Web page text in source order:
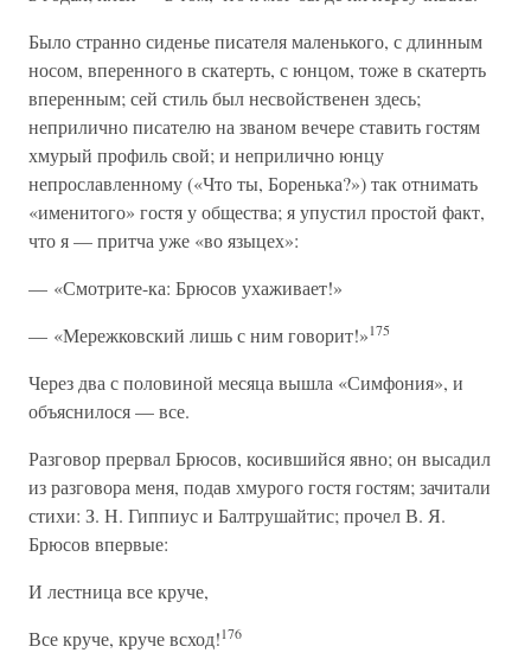
Было странно сиденье писателя маленького, с длинным
носом, вперенного в скатерть, с юнцом, тоже в скатерть
вперенным; сей стиль был несвойственен здесь;
неприлично писателю на званом вечере ставить гостям
хмурый профиль свой; и неприлично юнцу
непрославленному («Что ты, Боренька?») так отнимать
«именитого» гостя у общества; я упустил простой факт,
что я — притча уже «во языцех»:
— «Смотрите-ка: Брюсов ухаживает!»
— «Мережковский лишь с ним говорит!»175
Через два с половиной месяца вышла «Симфония», и
объяснилося — все.
Разговор прервал Брюсов, косившийся явно; он высадил
из разговора меня, подав хмурого гостя гостям; зачитали
стихи: З. Н. Гиппиус и Балтрушайтис; прочел В. Я.
Брюсов впервые:
И лестница все круче,
Все круче, круче всход!176